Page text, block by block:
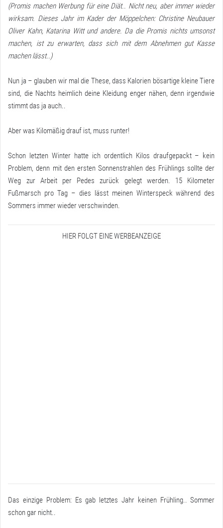
(Promis machen Werbung für eine Diät.. Nicht neu, aber immer wieder
wirksam. Dieses Jahr im Kader der Möppelchen: Christine Neubauer
Oliver Kahn, Katarina Witt und andere. Da die Promis nichts umsonst
machen, ist zu erwarten, dass sich mit dem Abnehmen gut Kasse
machen lässt..)
Nun ja – glauben wir mal die These, dass Kalorien bösartige kleine Tiere
sind, die Nachts heimlich deine Kleidung enger nähen, denn irgendwie
stimmt das ja auch..
Aber was Kilomäßig drauf ist, muss runter!
Schon letzten Winter hatte ich ordentlich Kilos draufgepackt – kein
Problem, denn mit den ersten Sonnenstrahlen des Frühlings sollte der
Weg zur Arbeit per Pedes zurück gelegt werden. 15 Kilometer
Fußmarsch pro Tag – dies lässt meinen Winterspeck während des
Sommers immer wieder verschwinden.
HIER FOLGT EINE WERBEANZEIGE
Das einzige Problem: Es gab letztes Jahr keinen Frühling.. Sommer
schon gar nicht..